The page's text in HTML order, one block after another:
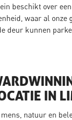
beschikt over
waar al onze
deur kunnen
IN
natuur en